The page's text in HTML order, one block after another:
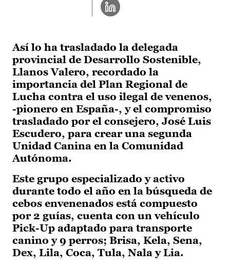
Así lo ha trasladado la delegada
provincial de Desarrollo Sostenible,
Llanos Valero, recordado la
importancia del Plan Regional de
Lucha contra el uso ilegal de venenos,
-pionero en España-, y el compromiso
trasladado por el consejero, José Luis
Escudero, para crear una segunda
Unidad Canina en la Comunidad
Autónoma.
Este grupo especializado y activo
durante todo el año en la búsqueda de
cebos envenenados está compuesto
por 2 guías, cuenta con un vehículo
Pick-Up adaptado para transporte
canino y 9 perros; Brisa, Kela, Sena,
Dex, Lila, Coca, Tula, Nala y Lia.